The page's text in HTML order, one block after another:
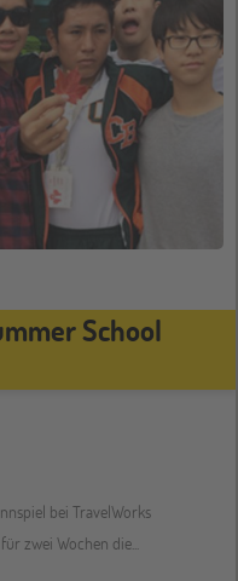
School
bei TravelWorks
zwei Wochen die...